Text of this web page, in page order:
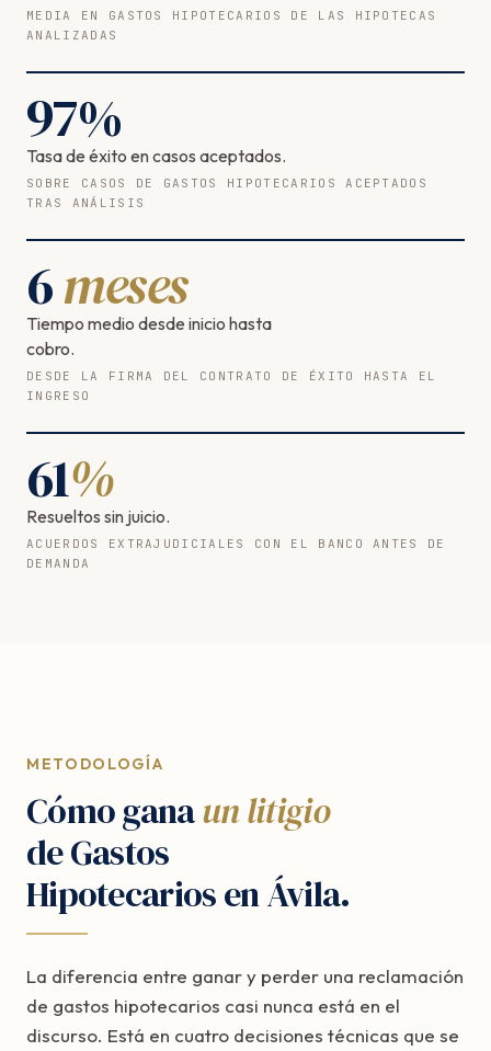
MEDIA EN GASTOS HIPOTECARIOS DE LAS HIPOTECAS
ANALIZADAS
97%
Tasa de éxito en casos aceptados.
SOBRE CASOS DE GASTOS HIPOTECARIOS ACEPTADOS
TRAS ANÁLISIS
6meses
Tiempo medio desde inicio hasta
cobro.
DESDE LA FIRMA DEL CONTRATO DE ÉXITO HASTA EL
INGRESO
61%
Resueltos sin juicio.
ACUERDOS EXTRAJUDICIALES CON EL BANCO ANTES DE
DEMANDA
METODOLOGÍA
Cómo ganaun litigio
de Gastos
Hipotecarios en Ávila.
La diferencia entre ganar y perder una reclamación
de gastos hipotecarios casi nunca está en el
discurso. Está en cuatro decisiones técnicas que se